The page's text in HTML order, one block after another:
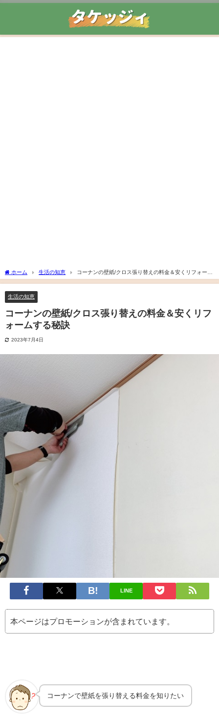
ホーム 生活の知恵
コーナンの壁紙/クロス張り替えの料金＆安くリフォーム
する秘訣
生活の知恵
コーナンの壁紙/クロス張り替えの料金＆安くリフ
ォームする秘訣
2023年7月4日
LINE
本ページはプロモーションが含まれています。
コーナンで壁紙を張り替える料金を知りたい